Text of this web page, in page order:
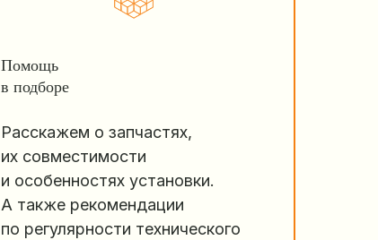
Помощь
в подборе
Расскажем о запчастях,
их совместимости
и особенностях установки.
А также рекомендации
по регулярности технического